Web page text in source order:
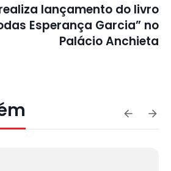
lançamento do livro
Esperança Garcia” no
Palácio Anchieta